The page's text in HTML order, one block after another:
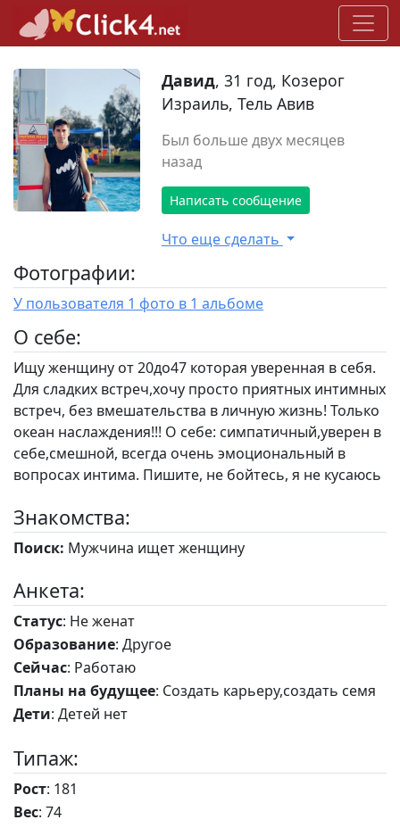
Давид, 31 год, Козерог
Израиль, Тель Авив
Был больше двух месяцев
назад
Написать сообщение
Что еще сделать
Фотографии:
У пользователя 1 фото в 1 альбоме
O себе:
Ищу женщину от 20до47 которая уверенная в себя.
Для сладких встреч,хочу просто приятных интимных
встреч, без вмешательства в личную жизнь! Только
океан наслаждения!!! О себе: симпатичный,уверен в
себе,смешной, всегда очень эмоциональный в
вопросах интима. Пишите, не бойтесь, я не кусаюсь
Знакомства:
Поиск: Мужчина ищет женщину
Анкета:
Статус: Не женат
Образование: Другое
Сейчас: Работаю
Планы на будущее
: Создать карьеру,создать семя
Дети: Детей нет
Типаж:
Рост: 181
Вес: 74